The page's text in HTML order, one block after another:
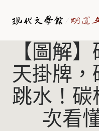
【圖解
天掛牌，
跳水！碳
次看